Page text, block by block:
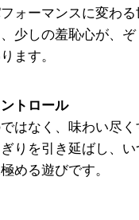
ォーマンスに変わ
少しの羞恥心が、ぞ
ます。
トロール
はなく、味わい尽く
りを引き延ばし、い
める遊びです。